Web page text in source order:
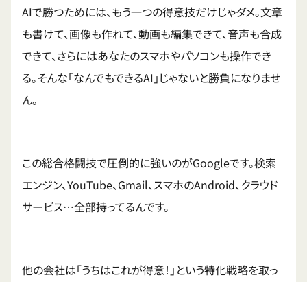
AIで勝つためには、もう一つの得意技だけじゃダメ。文章
も書けて、画像も作れて、動画も編集できて、音声も合成
できて、さらにはあなたのスマホやパソコンも操作でき
る。そんな「なんでもできるAI」じゃないと勝負になりませ
ん。
この総合格闘技で圧倒的に強いのがGoogleです。検索
エンジン、YouTube、Gmail、スマホのAndroid、クラウド
サービス…全部持ってるんです。
他の会社は「うちはこれが得意！」という特化戦略を取っ